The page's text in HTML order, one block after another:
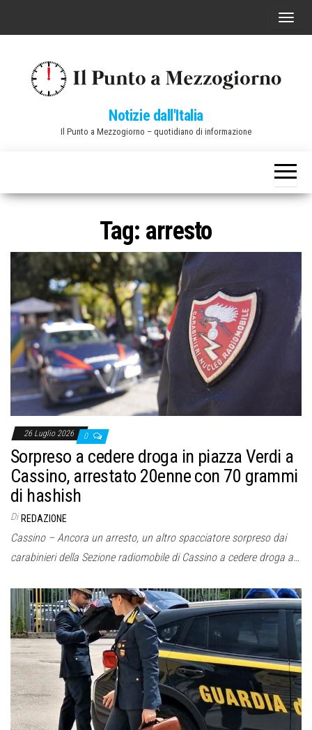
C
a
v
a
Notizie dall'Italia
Il Punto a Mezzogiorno – quotidiano di informazione
Tag: arresto
26 Luglio 2026 0
Sorpreso a cedere droga in piazza Verdi a
Cassino, arrestato 20enne con 70 grammi
di hashish
Di REDAZIONE
Cassino – Ancora un arresto, un altro spacciatore sorpreso dai
carabinieri della Sezione radiomobile di Cassino a cedere droga a…